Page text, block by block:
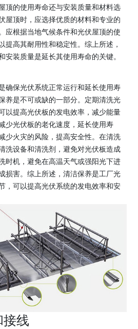
顶的使用寿命还与安装质量和材料选
屋顶时，应选择优质的材料和专业的
应根据当地气候条件和光伏屋顶的使
提高其耐用性和稳定性。综上所述，
安装质量是延长其使用寿命的关键。
确保光伏系统正常运行和延长使用寿
养是不可或缺的一部分。定期清洗光
以提高光伏板的发电效率，减少能量
少光伏板的老化速度，延长使用寿
少火灾的风险，提高安全性。在清洗
洗设备和清洗剂，避免对光伏板造成
时机，避免在高温天气或强阳光下进
损害。综上所述，清洁保养是工厂光
，可以提高光伏系统的发电效率和安
线